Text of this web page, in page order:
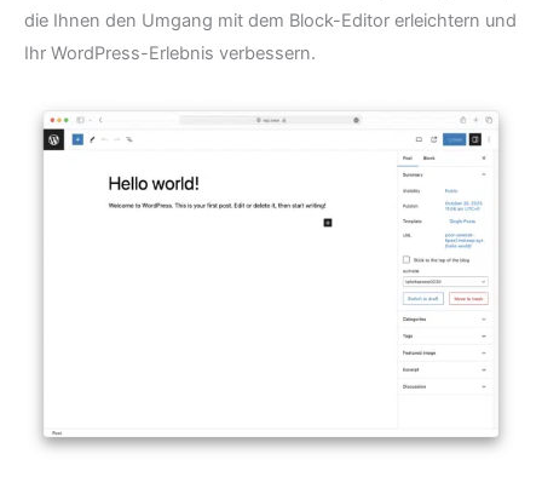
die Ihnen den Umgang mit dem Block-Editor erleichtern und
Ihr WordPress-Erlebnis verbessern.